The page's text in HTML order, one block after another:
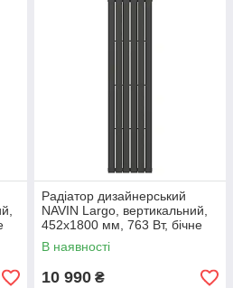
Радіатор дизайнерський
NAVIN Largo, вертикальний,
452x1800 мм, 763 Вт, бічне
підключення, чорний муар
В наявності
10 990 ₴